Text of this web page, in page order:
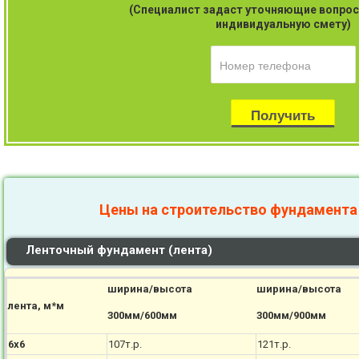
(Специалист задаст уточняющие
индивидуальную смету)
Цены на строительство
Ленточный фундамент (лента)
лента, м*м
ширина/высота
300мм/600мм
ширина/высота
300мм/900мм
6х6 107т.р. 121т.р.